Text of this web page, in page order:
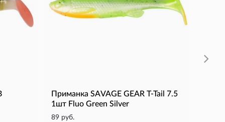
Приманка SAVAGE GEAR T-Tail 7.5
1шт Fluo Green Silver
89 руб.